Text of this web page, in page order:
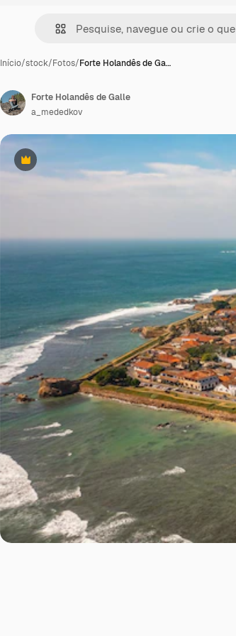
Início/stock/Fotos/Forte Holandês de Ga…
Premium
Forte Holandês de Galle
a_mededkov